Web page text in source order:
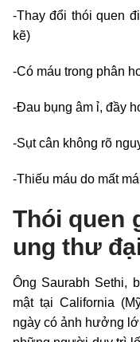
-Thay đổi thói quen
kẽ)
-Có máu trong phân
-Đau bụng âm ỉ, đầy
-Sụt cân không rõ
-Thiếu máu do mất
Thói quen
ung thư
Ông Saurabh Sethi,
mật tại California
ngày có ảnh hưởng